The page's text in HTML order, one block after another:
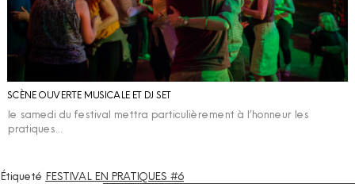
SCÈNE OUVERTE MUSICALE ET DJ SET
le samedi du festival mettra particulièrement à l’honneur les
pratiques…
Étiqueté FESTIVAL EN PRATIQUES #6